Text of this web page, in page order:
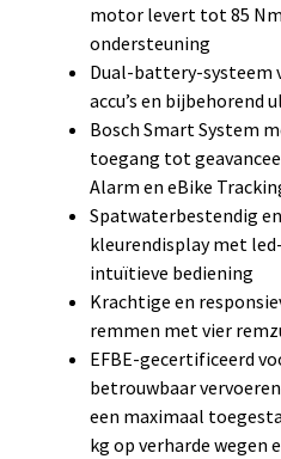
motor levert tot 85
ondersteuning
Dual-battery-systeem
accu’s en
Bosch Smart System
toegang tot
Alarm en eBike
Spatwaterbestendig
kleurendisplay met
intuïtieve bediening
Krachtige en
remmen met vier
EFBE-gecertificeerd
betrouwbaar
een maximaal
kg op verharde wegen